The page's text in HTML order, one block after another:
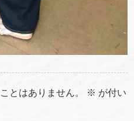
とはありません。 ※ が付い